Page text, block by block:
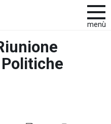
menù